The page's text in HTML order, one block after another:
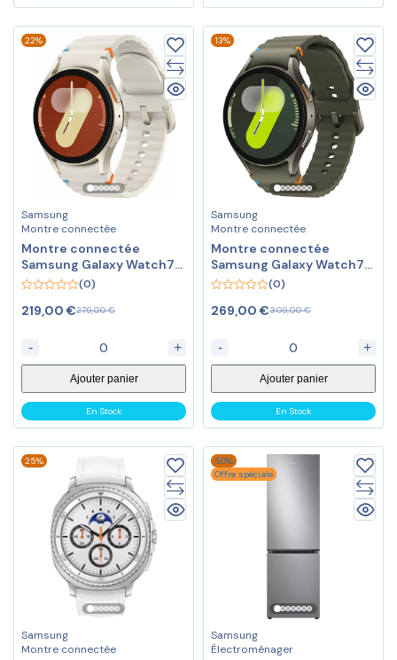
22%
Samsung
Montre connectée
Montre connectée
Samsung Galaxy Watch7
BT (40 mm / Crème)
out
(0)
279,00€
219,00 €
- +
Ajouter panier
En Stock
13%
Samsung
Montre connectée
Montre connectée
Samsung Galaxy Watch7
BT (44 mm / Vert)
out
(0)
309,00€
269,00 €
- +
Ajouter panier
En Stock
25%
Samsung
Montre connectée
50%
Offre spéciale
Samsung
Électroménager